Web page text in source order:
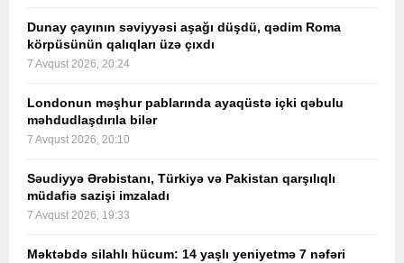
Dunay çayının səviyyəsi aşağı düşdü, qədim Roma
körpüsünün qalıqları üzə çıxdı
7 Avqust 2026, 20:24
Londonun məşhur pablarında ayaqüstə içki qəbulu
məhdudlaşdırıla bilər
7 Avqust 2026, 20:10
Səudiyyə Ərəbistanı, Türkiyə və Pakistan qarşılıqlı
müdafiə sazişi imzaladı
7 Avqust 2026, 19:33
Məktəbdə silahlı hücum: 14 yaşlı yeniyetmə 7 nəfəri